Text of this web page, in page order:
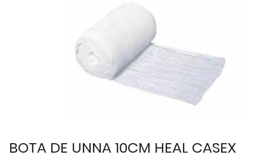
BOTA DE UNNA 10CM HEAL CASEX